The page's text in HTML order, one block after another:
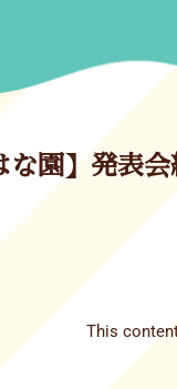
園】発表
This